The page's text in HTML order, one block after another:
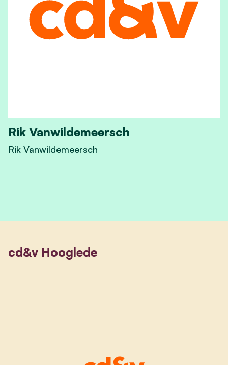
Rik Vanwildemeersch
Rik Vanwildemeersch
cd&v Hooglede